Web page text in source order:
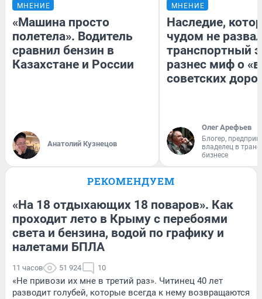
МНЕНИЕ
«Машина просто
полетела». Водитель
сравнил бензин в
Казахстане и России
Анатолий Кузнецов
МНЕНИЕ
Наследие,
чудом не
транспортный
разнес миф о
советских
Олег Арефьев
Блогер,
владелец в
бизнесе
РЕКОМЕНДУЕМ
«На 18 отдыхающих 18 поваров». Как
проходит лето в Крыму с перебоями
света и бензина, водой по графику и
налетами БПЛА
11 часов 51 924 10
«Не привози их мне в третий раз». Читинец 40 лет
разводит голубей, которые всегда к нему возвращаются